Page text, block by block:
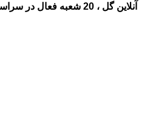
آنلاین گل ، 20 شعبه